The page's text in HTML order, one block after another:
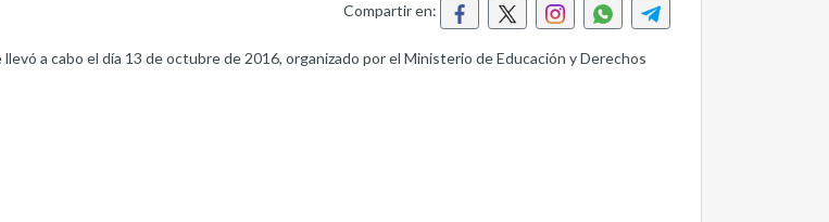
Compartir en:
a cabo el día 13 de octubre de 2016, organizado por el Ministerio de Educación y Derechos